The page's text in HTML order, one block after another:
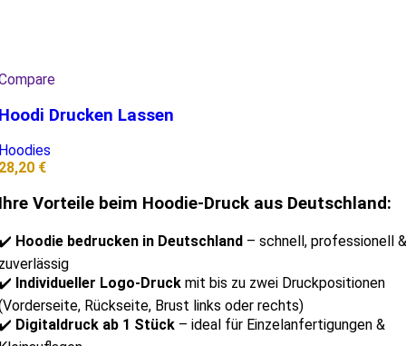
Drucken Lassen
€
Vorteile beim Hoodie-Druck aus Deutschland:
Hoodie bedrucken in Deutschland – schnell, professionell &
Individueller Logo-Druck mit bis zu zwei Druckpositionen
Rückseite, Brust links oder rechts)
Digitaldruck ab 1 Stück – ideal für Einzelanfertigungen &